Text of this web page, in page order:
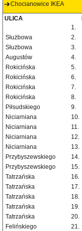
Chocianowice IKEA
ULICA
1.
Służbowa
2.
Służbowa
3.
Augustów
4.
Rokicińska
5.
Rokicińska
6.
Rokicińska
7.
Rokicińska
8.
Piłsudskiego
9.
Niciarniana
10.
Niciarniana
11.
Niciarniana
12.
Niciarniana
13.
Przybyszewskiego
14.
Przybyszewskiego
15.
Tatrzańska
16.
Tatrzańska
17.
Tatrzańska
18.
Tatrzańska
19.
Tatrzańska
20.
Felińskiego
21.